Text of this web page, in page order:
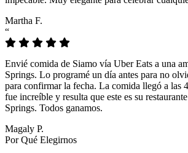
Martha F.
“
Envié comida de Siamo vía Uber Eats a una
Springs. Lo programé un día antes para no
para confirmar la fecha. La comida llegó a las
fue increíble y resulta que este es su
Springs. Todos ganamos.
Magaly P.
Por Qué Elegirnos